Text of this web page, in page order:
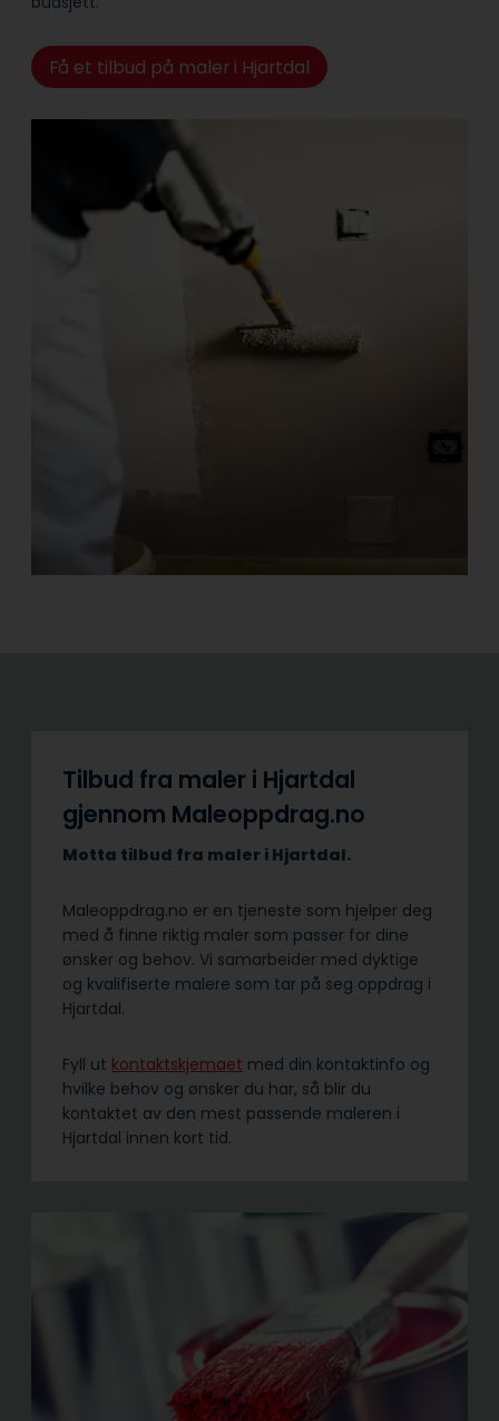
Få et tilbud på maler i Hjartdal
Tilbud fra maler i Hjartdal
gjennom Maleoppdrag.no
Motta tilbud fra maler i Hjartdal.
Maleoppdrag.no er en tjeneste som hjelper deg
med å finne riktig maler som passer for dine
ønsker og behov. Vi samarbeider med dyktige
og kvalifiserte malere som tar på seg oppdrag i
Hjartdal.
Fyll ut kontaktskjemaet med din kontaktinfo og
hvilke behov og ønsker du har, så blir du
kontaktet av den mest passende maleren i
Hjartdal innen kort tid.